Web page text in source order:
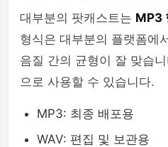
대부분의 팟캐스트는 MP3
형식은 대부분의 플랫폼에
음질 간의 균형이 잘 맞습
으로 사용할 수 있습니다.
MP3: 최종 배포용
WAV: 편집 및 보관용